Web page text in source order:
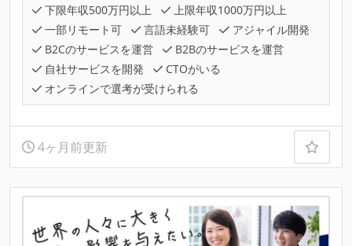
下限年収500万円以上
上限年収1000万円以上
一部リモート可
言語未経験可
アジャイル開発
B2Cのサービスを運営
B2Bのサービスを運営
自社サービスを開発
CTOがいる
オンラインで選考が受けられる
4ヶ月前更新